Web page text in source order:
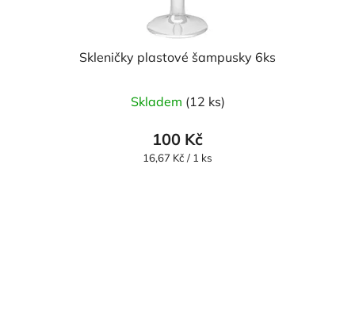
Skleničky plastové šampusky 6ks
Skladem (12 ks)
100 Kč
Měrná
16,67 Kč / 1 ks